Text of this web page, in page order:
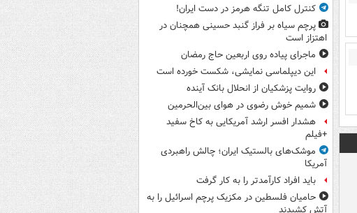
کنترل کامل تنگه هرمز در دست ایران!
پرچم سیاه بر فراز گنبد حسینی همچنان در
اهتزاز است
ماجرای پیاده روی اربعین حاج رمضان
این دیپلماسی نمایشی، شکست خورده است
روایت پزشکیان از انحلال بانک آینده
شمیم خوش رضوی در هوای بین‌الحرمین
هشدار افسر ارشد آمریکایی به کاخ سفید
+فیلم
موشک‌های بالستیک ایران؛ چالش راهبردی
آمریکا
باید افراد کارآمدتر را به کار گرفت
حامیان فلسطین در مکزیک پرچم اسرائیل را به
آتش کشیدند